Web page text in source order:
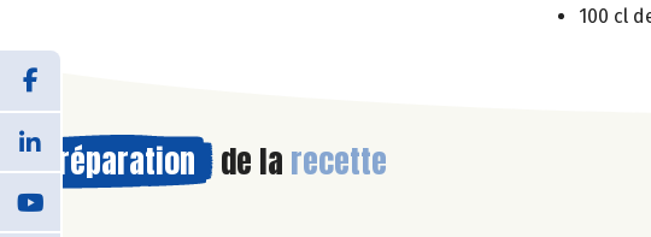
100 cl
Préparation de la recette